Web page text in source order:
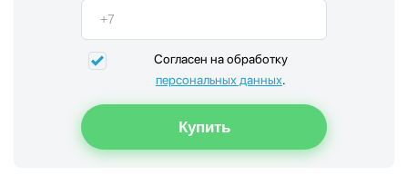
Согласен на обработку
персональных данных.